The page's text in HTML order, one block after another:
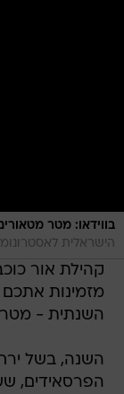
בווידאו: מטר
הישראלית
קהילת אור
מזמינות אתכם
השנתית -
השנה, בשל